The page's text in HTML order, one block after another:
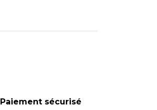
Paiement sécurisé